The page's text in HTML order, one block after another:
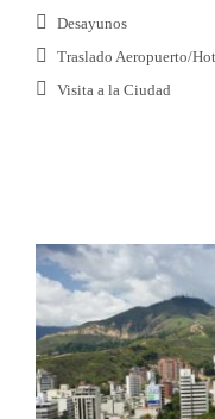
Desayunos
Traslado Aeropuerto/
Visita a la Ciudad